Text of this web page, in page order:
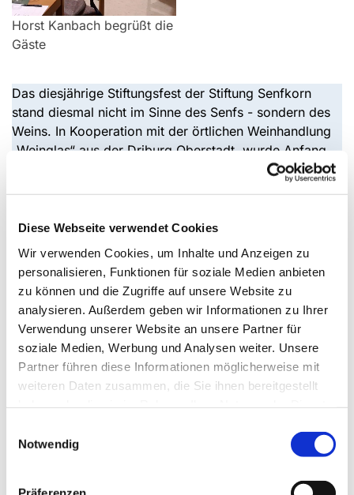
Diese Webseite verwendet Cookies
Wir verwenden Cookies, um Inhalte und Anzeigen zu
personalisieren, Funktionen für soziale Medien anbieten
zu können und die Zugriffe auf unsere Website zu
analysieren. Außerdem geben wir Informationen zu Ihrer
Verwendung unserer Website an unsere Partner für
soziale Medien, Werbung und Analysen weiter. Unsere
Partner führen diese Informationen möglicherweise mit
weiteren Daten zusammen, die Sie ihnen bereitgestellt
Notwendig
Horst Kanbach begrüßt die
Gäste
Das diesjährige Stiftungsfest der Stiftung Senfkorn
stand diesmal nicht im Sinne des Senfs - sondern des
Weins. In Kooperation mit der örtlichen Weinhandlung
„Weinglas“ aus der Driburg Oberstadt, wurde Anfang
November zu einer gemütlichen, informationsreichen
zahlreichen Gäste an diesem feierlichen Abend und
informierte über die Aktivitäten und Wirkung der
Stiftung Senfkorn in der evangelischen
Kirchengemeinde Bad Driburg. Begleitet durch
spannende Kenntnisse zu den köstlichen Weinen aus
verschiedenen deutschen Weinregionen entwickelte
sich ein gelungener Abend mit und unter Freunden der
Stiftung. Die Stiftung Senfkorn freut sich auch im
nächsten Jahr viele Freunde der Stiftung begrüßen zu
Bibelpfahl vor Evangelischer
Kirche